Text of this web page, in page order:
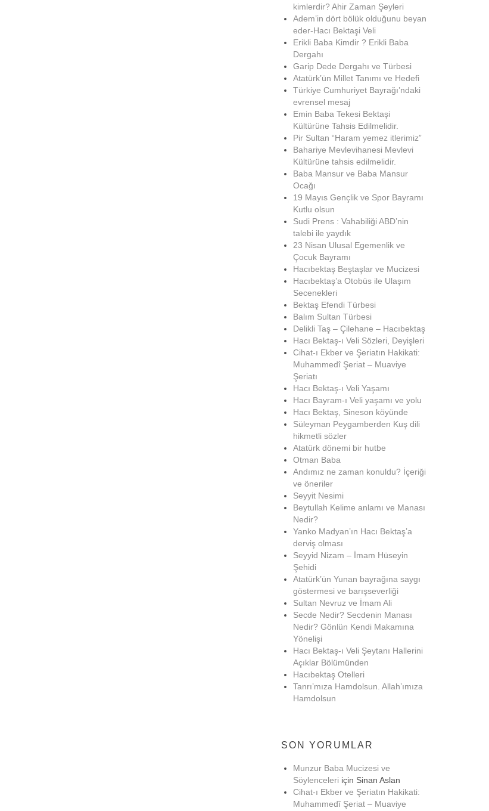
kimlerdir? Ahir Zaman Şeyleri
Adem’in dört bölük olduğunu beyan
eder-Hacı Bektaşi Veli
Erikli Baba Kimdir ? Erikli Baba
Dergahı
Garip Dede Dergahı ve Türbesi
Atatürk’ün Millet Tanımı ve Hedefi
Türkiye Cumhuriyet Bayrağı’ndaki
evrensel mesaj
Emin Baba Tekesi Bektaşi
Kültürüne Tahsis Edilmelidir.
Pir Sultan “Haram yemez itlerimiz”
Bahariye Mevlevihanesi Mevlevi
Kültürüne tahsis edilmelidir.
Baba Mansur ve Baba Mansur
Ocağı
19 Mayıs Gençlik ve Spor Bayramı
Kutlu olsun
Sudi Prens : Vahabiliği ABD’nin
talebi ile yaydık
23 Nisan Ulusal Egemenlik ve
Çocuk Bayramı
Hacıbektaş Beştaşlar ve Mucizesi
Hacıbektaş’a Otobüs ile Ulaşım
Secenekleri
Bektaş Efendi Türbesi
Balım Sultan Türbesi
Delikli Taş – Çilehane – Hacıbektaş
Hacı Bektaş-ı Veli Sözleri, Deyişleri
Cihat-ı Ekber ve Şeriatın Hakikati:
Muhammedî Şeriat – Muaviye
Şeriatı
Hacı Bektaş-ı Veli Yaşamı
Hacı Bayram-ı Veli yaşamı ve yolu
Hacı Bektaş, Sineson köyünde
Süleyman Peygamberden Kuş dili
hikmetli sözler
Atatürk dönemi bir hutbe
Otman Baba
Andımız ne zaman konuldu? İçeriği
ve öneriler
Seyyit Nesimi
Beytullah Kelime anlamı ve Manası
Nedir?
Yanko Madyan’ın Hacı Bektaş’a
derviş olması
Seyyid Nizam – İmam Hüseyin
Şehidi
Atatürk’ün Yunan bayrağına saygı
göstermesi ve barışseverliği
Sultan Nevruz ve İmam Ali
Secde Nedir? Secdenin Manası
Nedir? Gönlün Kendi Makamına
Yönelişi
Hacı Bektaş-ı Veli Şeytanı Hallerini
Açıklar Bölümünden
Hacıbektaş Otelleri
Tanrı’mıza Hamdolsun. Allah’ımıza
Hamdolsun
SON YORUMLAR
Munzur Baba Mucizesi ve
Söylenceleri için Sinan Aslan
Cihat-ı Ekber ve Şeriatın Hakikati:
Muhammedî Şeriat – Muaviye